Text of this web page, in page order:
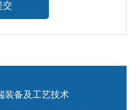
装备及工艺技术